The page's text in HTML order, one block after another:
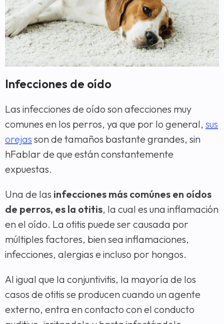
Infecciones de oído
Las infecciones de oído son afecciones muy
comunes en los perros, ya que por lo general, sus
orejas son de tamaños bastante grandes, sin
hFablar de que están constantemente
expuestas.
Una de las infecciones más comúnes en oídos
de perros, es la otitis, la cual es una inflamación
en el oído. La otitis puede ser causada por
múltiples factores, bien sea inflamaciones,
infecciones, alergias e incluso por hongos.
Al igual que la conjuntivitis, la mayoría de los
casos de otitis se producen cuando un agente
externo, entra en contacto con el conducto